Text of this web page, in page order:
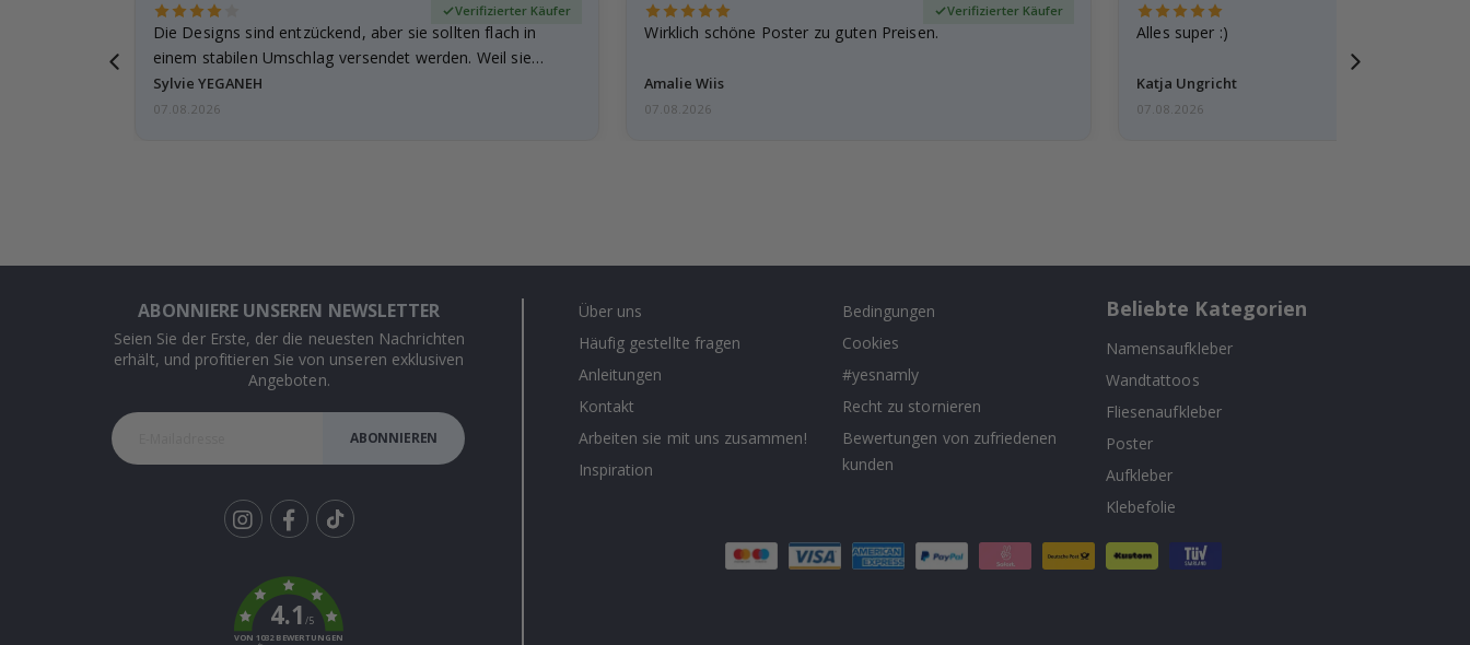
Die Designs sind entzückend, aber sie sollten flach in
einem stabilen Umschlag versendet werden. Weil sie…
Sylvie YEGANEH
Verifizierter Käufer
07.08.2026
Wirklich schöne Poster zu guten Preisen.
Amalie Wiis
Verifizierter Käufer
07.08.2026
Alles super :)
Katja Ungricht
07.08.2026
ABONNIERE UNSEREN NEWSLETTER
Seien Sie der Erste, der die neuesten Nachrichten
erhält, und profitieren Sie von unseren exklusiven
Angeboten.
ABONNIEREN
k
4.1/5
VON 1032 BEWERTUNGEN
Über uns
Häufig gestellte fragen
Anleitungen
Kontakt
Arbeiten sie mit uns zusammen!
Inspiration
Bedingungen
Cookies
#yesnamly
Recht zu stornieren
Bewertungen von zufriedenen
kunden
Beliebte Kategorien
Namensaufkleber
Wandtattoos
Fliesenaufkleber
Poster
Aufkleber
Klebefolie